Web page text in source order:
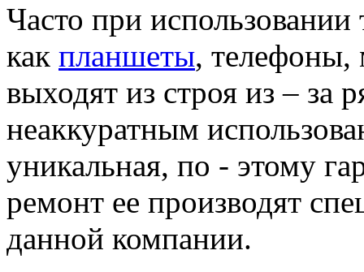
Часто при использовании
как планшеты, телефоны,
выходят из строя из – за
неаккуратным
уникальная, по - этому
ремонт ее производят
данной компании.